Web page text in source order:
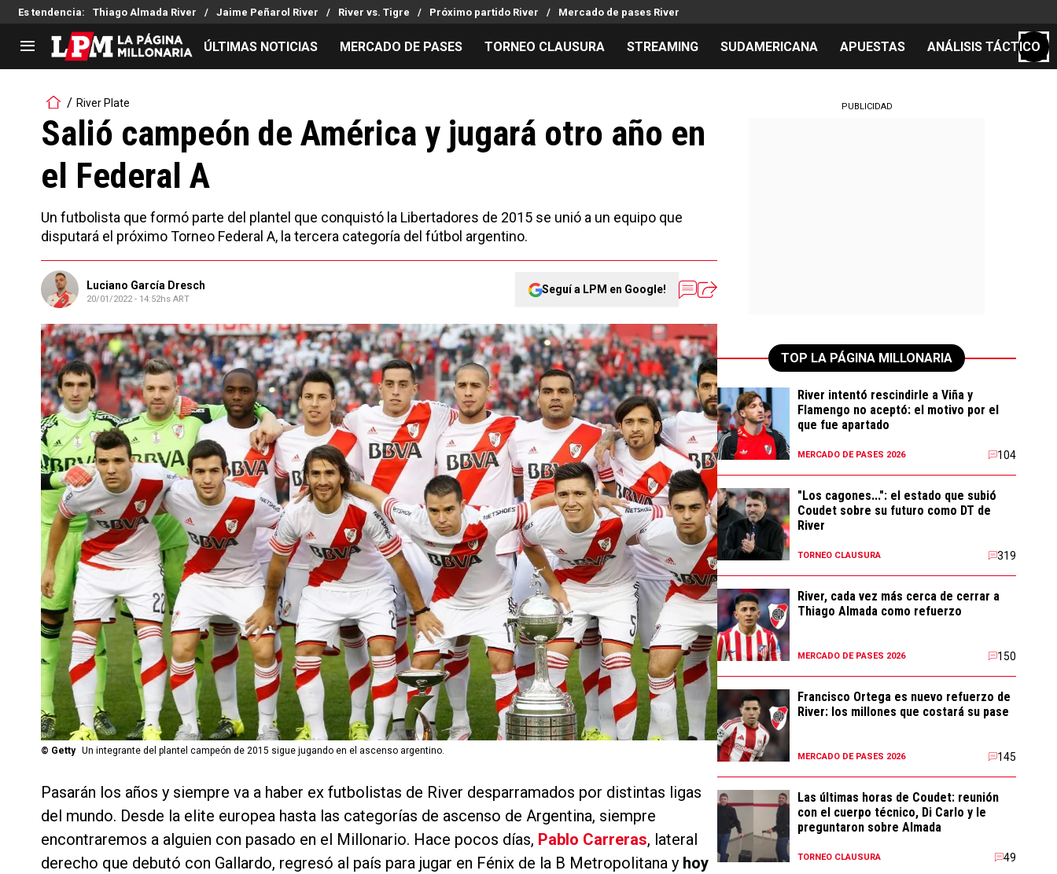
Es tendencia: Thiago Almada River Jaime Peñarol River River vs. Tigre Próximo partido River Mercado de pases River
LIGA PROFESIONAL
Noticias
Tabla de posiciones
Fixture
Reserva
Copa Sudamericana
Copa Argentina
Selección Argentina
Mercado de Pases
Análisis tácticos
Streaming
Entradas
Guías
ÚLTIMAS NOTICIAS MERCADO DE PASES TORNEO CLAUSURA STREAMING SUDAMERICANA APUESTAS ANÁLISIS TÁCTICO
River Plate
Salió campeón de América y jugará otro año en
el Federal A
Un futbolista que formó parte del plantel que conquistó la Libertadores de 2015 se unió a un equipo que
disputará el próximo Torneo Federal A, la tercera categoría del fútbol argentino.
Luciano García Dresch
20/01/2022 - 14:52hs ART
Seguí a LPM en Google!
© Getty Un integrante del plantel campeón de 2015 sigue jugando en el ascenso argentino.
Pasarán los años y siempre va a haber ex futbolistas de River desparramados por distintas ligas
del mundo. Desde la elite europea hasta las categorías de ascenso de Argentina, siempre
encontraremos a alguien con pasado en el Millonario. Hace pocos días, Pablo Carreras, lateral
derecho que debutó con Gallardo, regresó al país para jugar en Fénix de la B Metropolitana y hoy
PUBLICIDAD
TOP LA PÁGINA MILLONARIA
River intentó rescindirle a Viña y
Flamengo no aceptó: el motivo por el
que fue apartado
MERCADO DE PASES 2026 104
"Los cagones...": el estado que subió
Coudet sobre su futuro como DT de
River
TORNEO CLAUSURA 319
River, cada vez más cerca de cerrar a
Thiago Almada como refuerzo
MERCADO DE PASES 2026 150
Francisco Ortega es nuevo refuerzo de
River: los millones que costará su pase
MERCADO DE PASES 2026 145
Las últimas horas de Coudet: reunión
con el cuerpo técnico, Di Carlo y le
preguntaron sobre Almada
TORNEO CLAUSURA 49